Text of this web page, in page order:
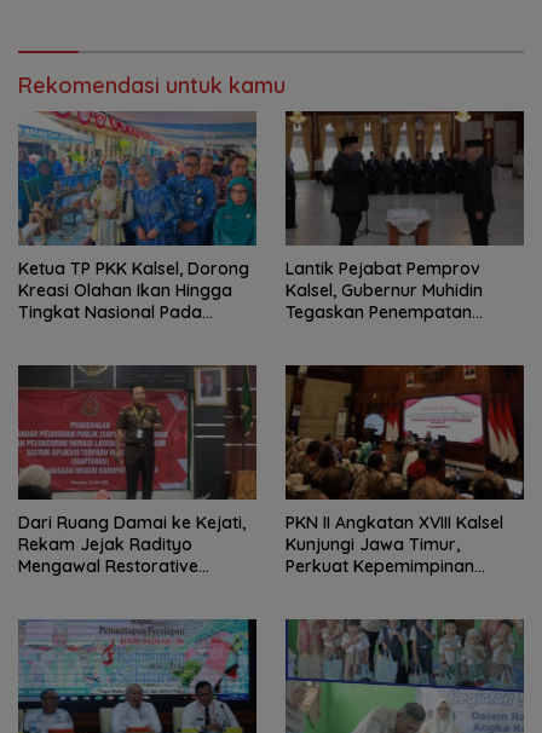
Rekomendasi untuk kamu
Ketua TP PKK Kalsel, Dorong
Kreasi Olahan Ikan Hingga
Tingkat Nasional Pada
Lantik Pejabat Pemprov
Kalsel, Gubernur Muhidin
Tegaskan Penempatan
Dari Ruang Damai ke Kejati,
Rekam Jejak Radityo
Mengawal Restorative
PKN II Angkatan XVIII Kalsel
Kunjungi Jawa Timur,
Perkuat Kepemimpinan